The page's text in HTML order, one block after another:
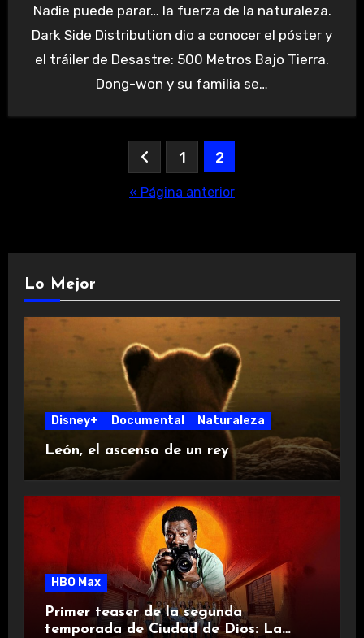
Nadie puede parar… la fuerza de la naturaleza.
Dark Side Distribution dio a conocer el póster y
el tráiler de Desastre: 500 Metros Bajo Tierra.
Dong-won y su familia se…
Paginación
1 2
« Página anterior
Lo Mejor
Disney+ Documental Naturaleza
León, el ascenso de un rey
HBO Max
Primer teaser de la segunda
temporada de Ciudad de Dios: La